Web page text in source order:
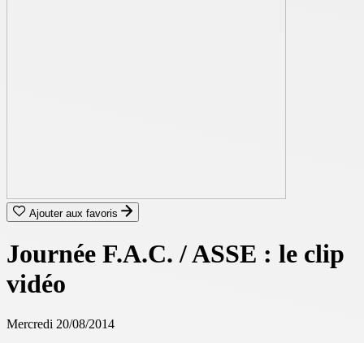
Ajouter aux favoris
Journée F.A.C. / ASSE : le clip
vidéo
Mercredi 20/08/2014